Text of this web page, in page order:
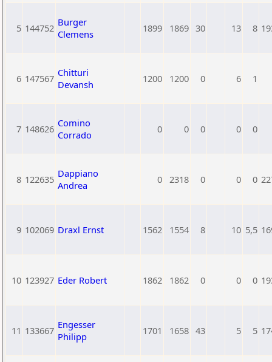
5 144752 Burger
Clemens
1899 1869 30 13 8
6 147567 Chitturi
Devansh
1200 1200 0 6 1
7 148626 Comino
Corrado
0 0 0 0 0
8 122635 Dappiano
Andrea
0 2318 0 0 0
9 102069 Draxl Ernst 1562 1554 8 10 5,5
10 123927 Eder Robert 1862 1862 0 0 0
11 133667 Engesser
Philipp
1701 1658 43 5 5